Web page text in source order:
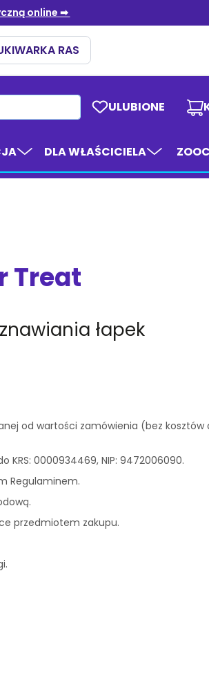
ULUBIONE
DLA WŁAŚCICIELA
Treat
łapek
od wartości zamówienia (bez
KRS: 0000934469, NIP: 9472006090.
Regulaminem.
przedmiotem zakupu.